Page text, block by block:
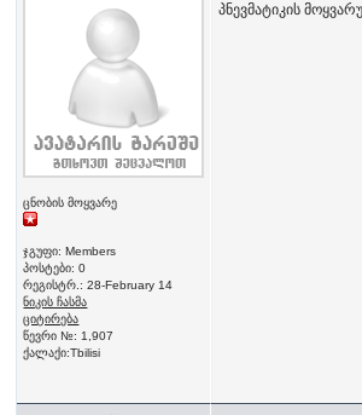
ცნობის მოყვარე
ჯგუფი: Members
პოსტები: 0
რეგისტრ.: 28-February 14
ნიკის ჩასმა
ციტირება
წევრი №: 1,907
ქალაქი:Tbilisi
პნევმატიკის